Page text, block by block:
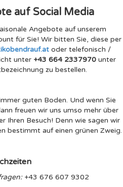
auf Social Media
Angebote auf unserem
für Sie! Wir bitten Sie, diese per
oder telefonisch /
unter +43 664 2337970unter
zu bestellen.
guten Boden. Und wenn Sie
freuen wir uns umso mehr über
Ihren Besuch! Denn wie sagen wir
bestimmt auf einen grünen Zweig.
+43 676 607 9302